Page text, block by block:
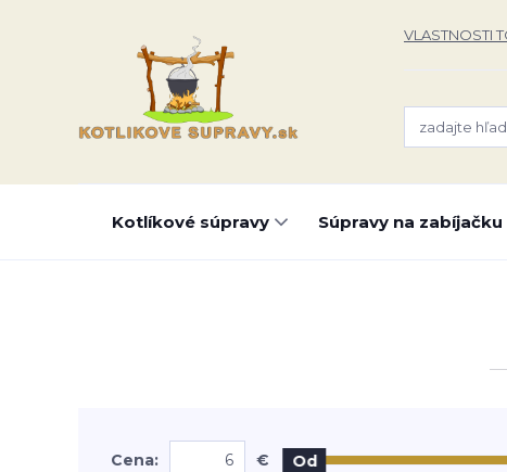
VLASTNOSTI
Kotlíkové súpravy Súpravy na zabíjačku
Cena: € Od